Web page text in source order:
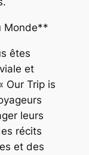
Monde**
êtes
et
Our Trip is
leurs
récits
et des